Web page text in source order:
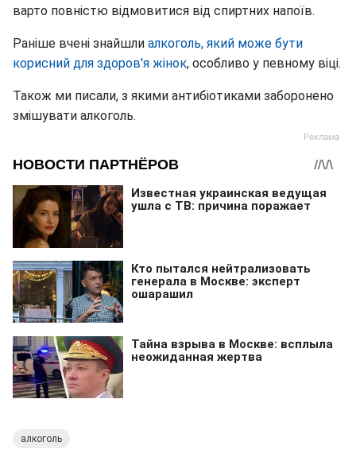
варто повністю відмовитися від спиртних напоїв.
Раніше вчені знайшли алкоголь, який може бути
корисний для здоров'я жінок, особливо у певному віці.
Також ми писали, з якими антибіотиками заборонено
змішувати алкоголь.
алкоголь